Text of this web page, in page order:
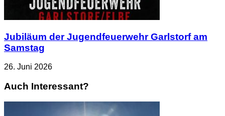
Jubiläum der Jugendfeuerwehr Garlstorf am
Samstag
26. Juni 2026
Auch Interessant?